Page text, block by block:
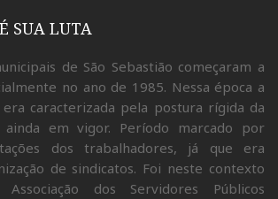
SUA LUTA
de São Sebastião começaram a
no ano de 1985. Nessa época a
era caracterizada pela postura rígida da
em vigor. Período marcado por
dos trabalhadores, já que era
de sindicatos. Foi neste contexto
dos Servidores Públicos